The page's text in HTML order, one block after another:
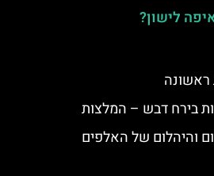
לישון?
ראשונה
בירח דבש – המלצות
והיהלום של האלפים